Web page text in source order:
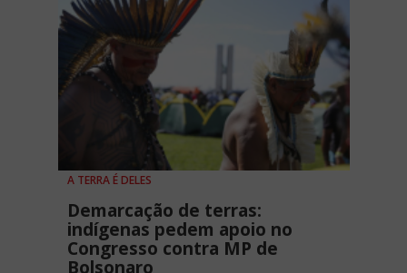
A TERRA É DELES
Demarcação de terras:
indígenas pedem apoio no
Congresso contra MP de
Bolsonaro